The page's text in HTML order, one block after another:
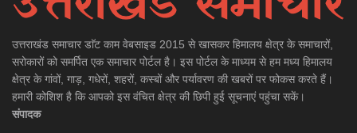
उत्तराखंड समाचार डाॅट काम वेबसाइड 2015 से खासकर हिमालय क्षेत्र के समाचारों,
सरोकारों को समर्पित एक समाचार पोर्टल है। इस पोर्टल के माध्यम से हम मध्य हिमालय
क्षेत्र के गांवों, गाड़, गधेरों, शहरों, कस्बों और पर्यावरण की खबरों पर फोकस करते हैं।
हमारी कोशिश है कि आपको इस वंचित क्षेत्र की छिपी हुई सूचनाएं पहुंचा सकें।
संपादक